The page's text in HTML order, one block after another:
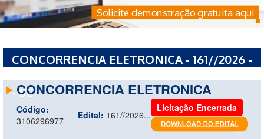
Solicite demonstração gratuita aqui
CONCORRENCIA ELETRONICA - 161//2026 -
- SC
CONCORRENCIA ELETRONICA
Código:
3106296977
Edital: 161//2026...
Licitação Encerrada